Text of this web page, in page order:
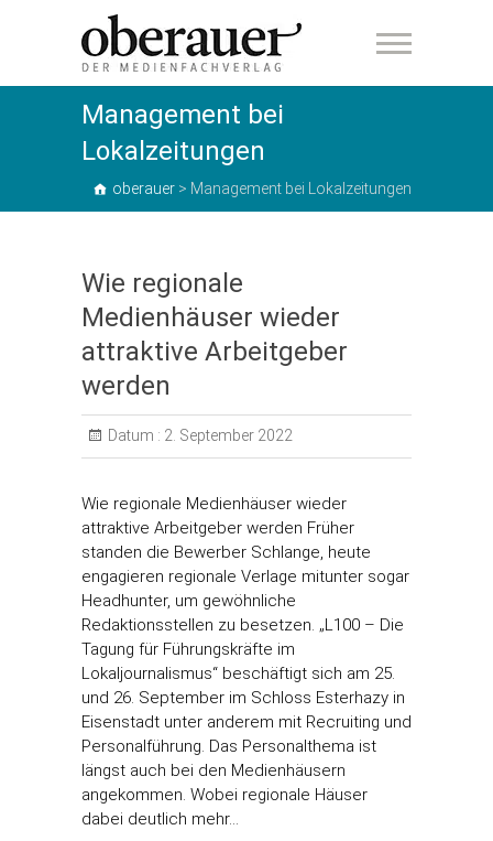
oberauer
Management bei
Lokalzeitungen
oberauer > Management bei Lokalzeitungen
Wie regionale
Medienhäuser wieder
attraktive Arbeitgeber
werden
Datum : 2. September 2022
Wie regionale Medienhäuser wieder
attraktive Arbeitgeber werden Früher
standen die Bewerber Schlange, heute
engagieren regionale Verlage mitunter sogar
Headhunter, um gewöhnliche
Redaktionsstellen zu besetzen. „L100 – Die
Tagung für Führungskräfte im
Lokaljournalismus“ beschäftigt sich am 25.
und 26. September im Schloss Esterhazy in
Eisenstadt unter anderem mit Recruiting und
Personalführung. Das Personalthema ist
längst auch bei den Medienhäusern
angekommen. Wobei regionale Häuser
dabei deutlich mehr…